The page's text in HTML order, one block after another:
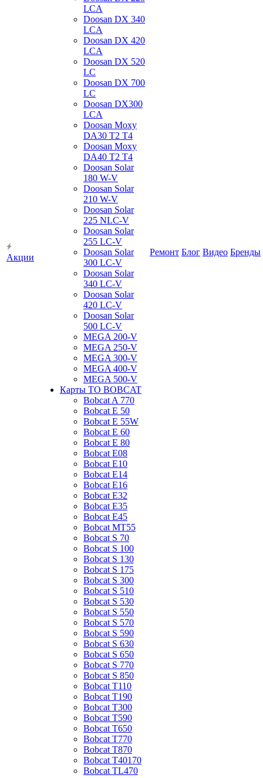
Акции
LCA
Doosan DX 340
LCA
Doosan DX 420
LCA
Doosan DX 520
LC
Doosan DX 700
LC
Doosan DX300
LCA
Doosan Moxy
DA30 T2 T4
Doosan Moxy
DA40 T2 T4
Doosan Solar
180 W-V
Doosan Solar
210 W-V
Doosan Solar
225 NLC-V
Doosan Solar
255 LC-V
Doosan Solar
300 LC-V
Doosan Solar
340 LC-V
Doosan Solar
420 LC-V
Doosan Solar
500 LC-V
MEGA 200-V
MEGA 250-V
MEGA 300-V
MEGA 400-V
MEGA 500-V
Карты ТО BOBCAT
Bobcat A 770
Bobcat E 50
Bobcat E 55W
Bobcat E 60
Bobcat E 80
Bobcat E08
Bobcat E10
Bobcat E14
Bobcat E16
Bobcat E32
Bobcat E35
Bobcat E45
Bobcat MT55
Bobcat S 70
Bobcat S 100
Bobcat S 130
Bobcat S 175
Bobcat S 300
Bobcat S 510
Bobcat S 530
Bobcat S 550
Bobcat S 570
Bobcat S 590
Bobcat S 630
Bobcat S 650
Bobcat S 770
Bobcat S 850
Bobcat T110
Bobcat T190
Bobcat T300
Bobcat T590
Bobcat T650
Bobcat T770
Bobcat T870
Bobcat T40170
Bobcat TL470
Ремонт Блог Видео Бренды